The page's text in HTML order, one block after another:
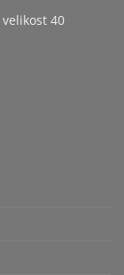
velikost 40